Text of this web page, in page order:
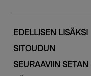
EDELLISEN LISÄKSI
SITOUDUN
SEURAAVIIN SETAN